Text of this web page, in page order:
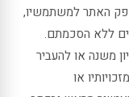
האתר למשתמשיו,
ללא הסכמתם.
משנה או להעביר
או